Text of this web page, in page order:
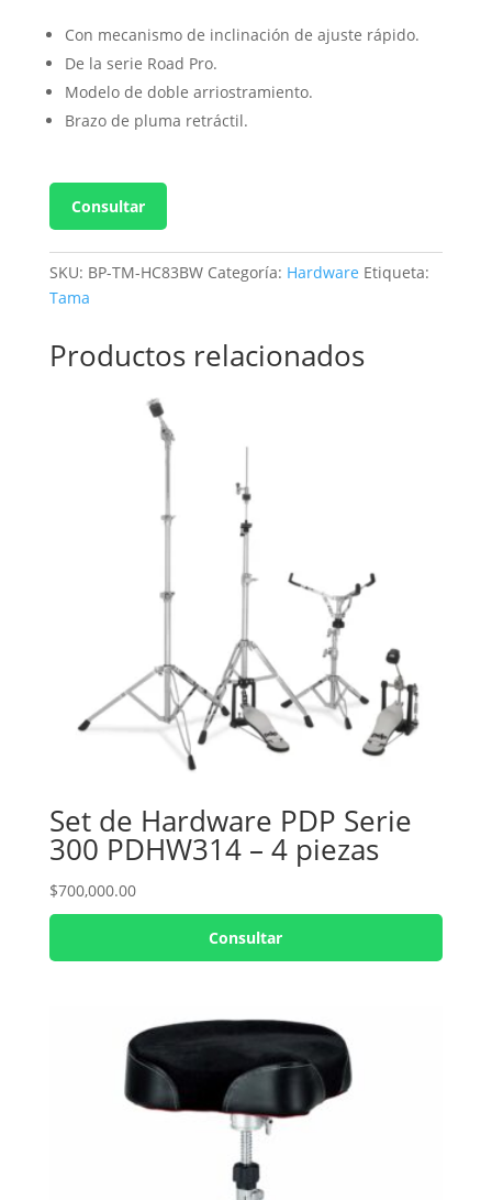
Con mecanismo de inclinación de ajuste rápido.
De la serie Road Pro.
Modelo de doble arriostramiento.
Brazo de pluma retráctil.
Consultar
SKU: BP-TM-HC83BW Categoría: Hardware Etiqueta:
Tama
Productos relacionados
Set de Hardware PDP Serie
300 PDHW314 – 4 piezas
$700,000.00
Consultar